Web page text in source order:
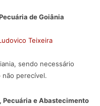
de Goiânia
Teixeira
sendo necessário
não perecível.
Pecuária e Abastecimento